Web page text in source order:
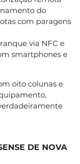
do
com paragens
via NFC e
smartphones e
oito colunas e
DE NOVA